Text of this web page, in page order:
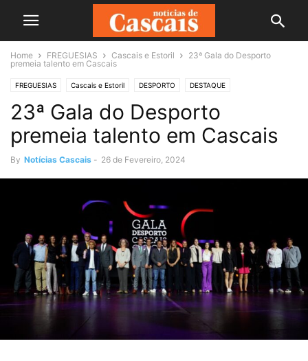
Home FREGUESIAS Cascais e Estoril
23ª Gala do Desporto
premeia talento em Cascais
FREGUESIAS Cascais e Estoril DESPORTO DESTAQUE
23ª Gala do Desporto
premeia talento em Cascais
By Notícias Cascais - 26 de Fevereiro, 2024